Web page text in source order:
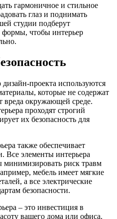
гармоничное и стильное
глаз и поднимать
студии подберут
чтобы интерьер
проекта используются
которые не содержат
вреда окружающей среде.
проходят строгий
их безопасность для
также обеспечивает
Все элементы интерьера
риск травм
мебель имеет мягкие
а все электрические
безопасности.
– это инвестиция в
вашего дома или офиса.